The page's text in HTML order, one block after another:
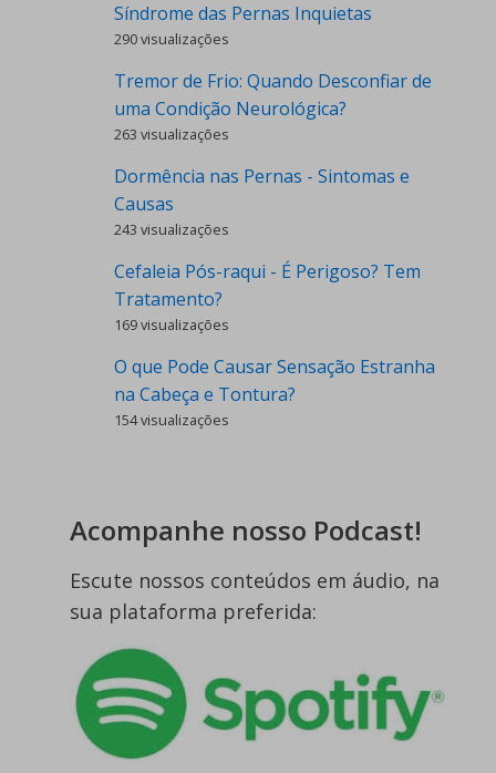
Síndrome das Pernas Inquietas
290 visualizações
Tremor de Frio: Quando Desconfiar de
uma Condição Neurológica?
263 visualizações
Dormência nas Pernas - Sintomas e
Causas
243 visualizações
Cefaleia Pós-raqui - É Perigoso? Tem
Tratamento?
169 visualizações
O que Pode Causar Sensação Estranha
na Cabeça e Tontura?
154 visualizações
Acompanhe nosso Podcast!
Escute nossos conteúdos em áudio, na
sua plataforma preferida: